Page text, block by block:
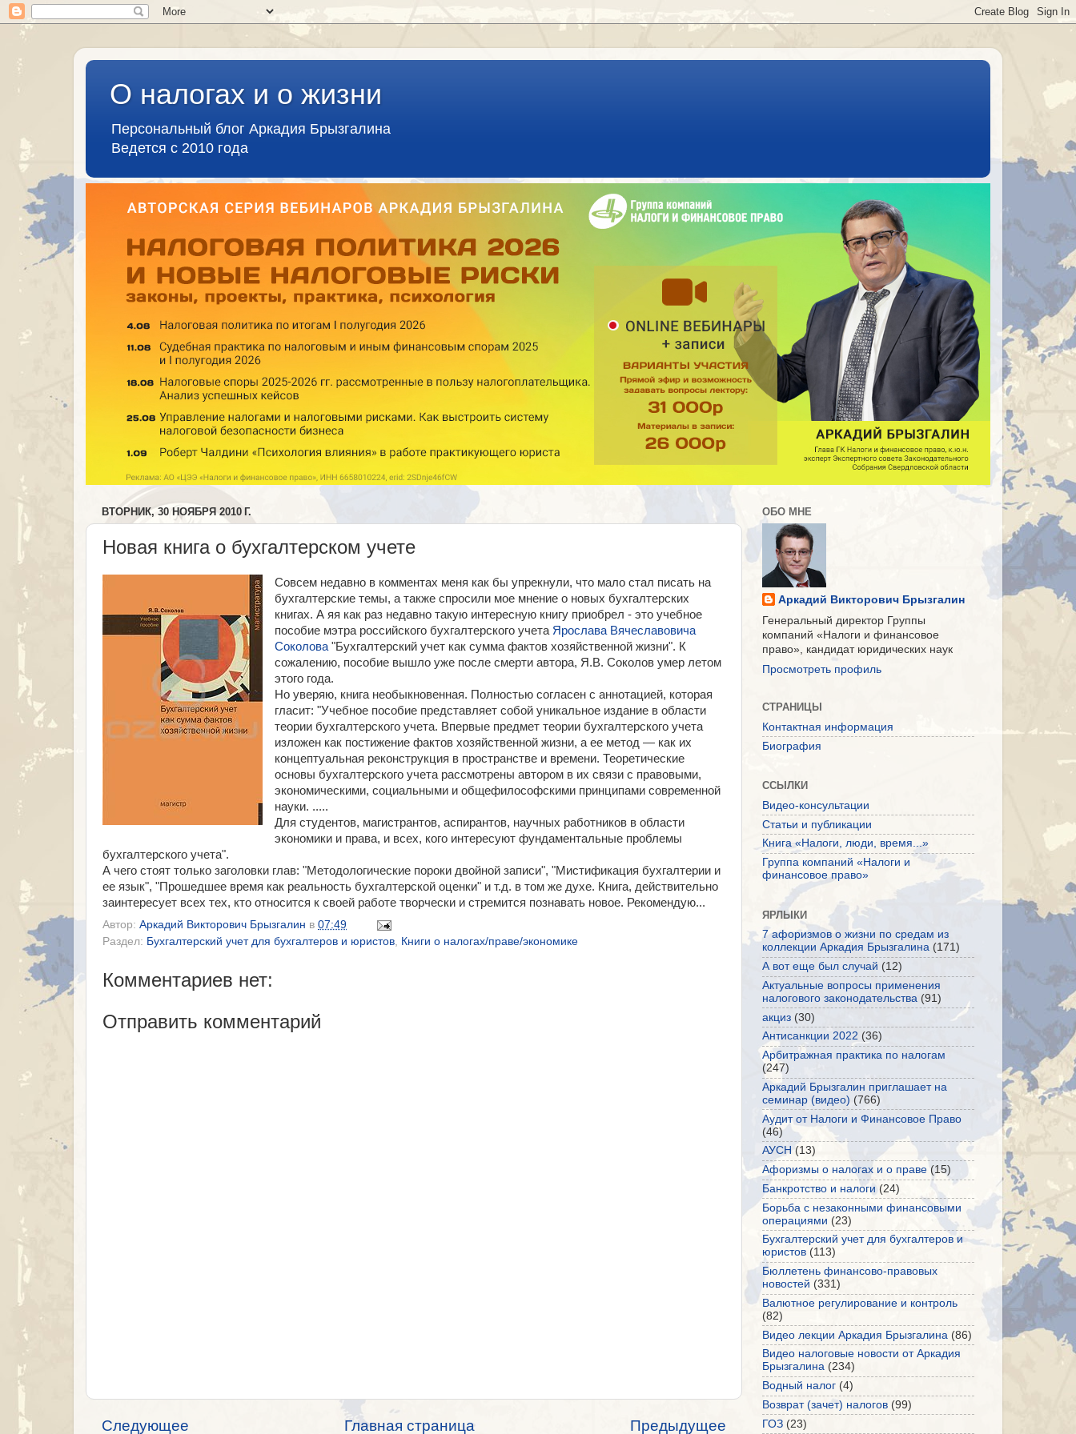
О налогах и о жизни
Персональный блог Аркадия Брызгалина
Ведется с 2010 года
ВТОРНИК, 30 НОЯБРЯ 2010 Г.
Новая книга о бухгалтерском учете
Совсем недавно в комментах меня как бы упрекнули, что мало стал писать на
бухгалтерские темы, а также спросили мое мнение о новых бухгалтерских
книгах. А яя как раз недавно такую интересную книгу приобрел - это учебное
пособие мэтра российского бухгалтерского учета Ярослава Вячеславовича
Соколова "Бухгалтерский учет как сумма фактов хозяйственной жизни". К
сожалению, пособие вышло уже после смерти автора, Я.В. Соколов умер летом
этого года.
Но уверяю, книга необыкновенная. Полностью согласен с аннотацией, которая
гласит: "Учебное пособие представляет собой уникальное издание в области
теории бухгалтерского учета. Впервые предмет теории бухгалтерского учета
изложен как постижение фактов хозяйственной жизни, а ее метод — как их
концептуальная реконструкция в пространстве и времени. Теоретические
основы бухгалтерского учета рассмотрены автором в их связи с правовыми,
экономическими, социальными и общефилософскими принципами современной
науки. .....
Для студентов, магистрантов, аспирантов, научных работников в области
экономики и права, и всех, кого интересуют фундаментальные проблемы
бухгалтерского учета".
А чего стоят только заголовки глав: "Методологические пороки двойной записи", "Мистификация бухгалтерии и
ее язык", "Прошедшее время как реальность бухгалтерской оценки" и т.д. в том же духе. Книга, действительно
заинтересует всех тех, кто относится к своей работе творчески и стремится познавать новое. Рекомендую...
Автор: Аркадий Викторович Брызгалин в 07:49
Раздел: Бухгалтерский учет для бухгалтеров и юристов Книги о налогах/праве/экономике
Комментариев нет:
Отправить комментарий
Следующее Предыдущее
Главная страница
ОБО МНЕ
Аркадий Викторович Брызгалин
Генеральный директор Группы
компаний «Налоги и финансовое
право», кандидат юридических наук
Просмотреть профиль
СТРАНИЦЫ
Контактная информация
Биография
ССЫЛКИ
Видео-консультации
Статьи и публикации
Книга «Налоги, люди, время...»
Группа компаний «Налоги и
финансовое право»
ЯРЛЫКИ
7 афоризмов о жизни по средам из
коллекции Аркадия Брызгалина (171)
А вот еще был случай (12)
Актуальные вопросы применения
налогового законодательства (91)
акциз (30)
Антисанкции 2022 (36)
Арбитражная практика по налогам
(247)
Аркадий Брызгалин приглашает на
семинар (видео) (766)
Аудит от Налоги и Финансовое Право
(46)
АУСН (13)
Афоризмы о налогах и о праве (15)
Банкротство и налоги (24)
Борьба с незаконными финансовыми
операциями (23)
Бухгалтерский учет для бухгалтеров и
юристов (113)
Бюллетень финансово-правовых
новостей (331)
Валютное регулирование и контроль
(82)
Видео лекции Аркадия Брызгалина (86)
Видео налоговые новости от Аркадия
Брызгалина (234)
Водный налог (4)
Возврат (зачет) налогов (99)
ГОЗ (23)